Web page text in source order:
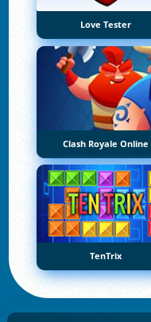
Love Tester
Clash Royale Online
TenTrix